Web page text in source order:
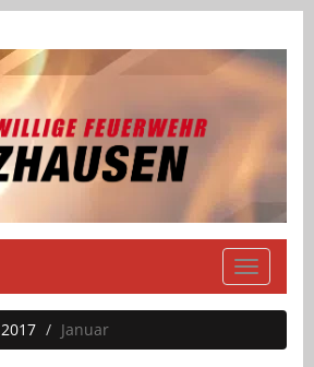
2017 Januar